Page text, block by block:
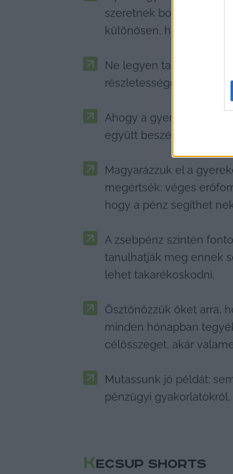
szeretnek boltosat
különösen, ha még
Ne legyen tabu otthon
részletességgel
Ahogy a gyerekek
együtt beszéljük át a
Magyarázzuk el a
megértsék: véges
hogy a pénz segíthet
A zsebpénz szintén
tanulhatják meg ennek
lehet takarékoskodni.
Ösztönözzük őket arra,
minden hónapban
célösszeget, akár
Mutassunk jó példát:
pénzügyi
KECSUP SHORTS